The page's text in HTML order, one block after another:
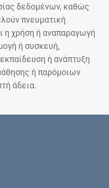
δεδομένων, καθώς
πνευματική
η χρήση ή αναπαραγωγή
ή συσκευή,
ή ανάπτυξη
ή παρόμοιων
άδεια.